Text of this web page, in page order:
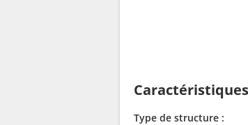
Type de structure :